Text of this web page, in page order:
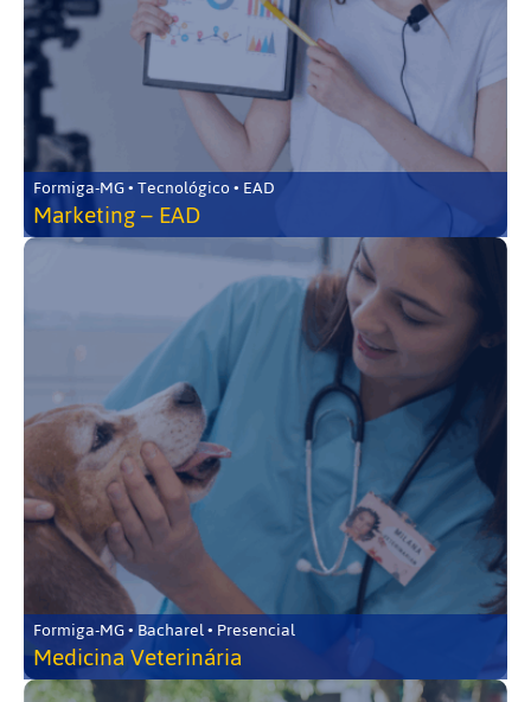
Formiga-MG • Tecnológico • EAD
Marketing – EAD
Formiga-MG • Bacharel • Presencial
Medicina Veterinária